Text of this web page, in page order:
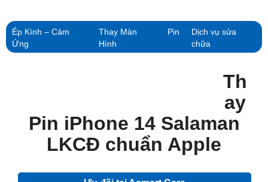
Ép Kính – Cảm
Ứng
Thay Màn
Hình
Pin
Dịch vụ sửa
chữa
Th
ay
Pin iPhone 14 Salaman
LKCĐ chuẩn Apple